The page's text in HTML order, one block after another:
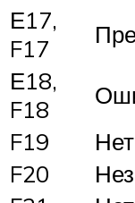
Е17,
F17
Е18,
F18
F19
F20